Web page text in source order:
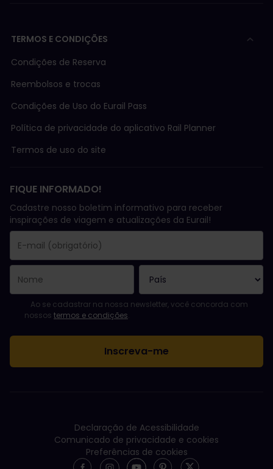
TERMOS E CONDIÇÕES
Condições de Reserva
Reembolsos e trocas
Condições de Uso do Eurail Pass
Política de privacidade do aplicativo Rail Planner
Termos de uso do site
FIQUE INFORMADO!
Cadastre nosso boletim informativo para receber
inspirações de viagem e atualizações da Eurail!
Você se inscreveu com sucesso.
O campo endereço de e-mail é obrigatório!
E-mail inválido!
Erro ao assinar o boletim eletrônico. Tente novamente mais
Você já assinou este boletim eletrônico!
Favor concordar com os termos e condições para assinar a
Ao se cadastrar na nossa newsletter, você concorda com
nossos termos e condições.
Declaração de Acessibilidade
Comunicado de privacidade e cookies
Preferências de cookies